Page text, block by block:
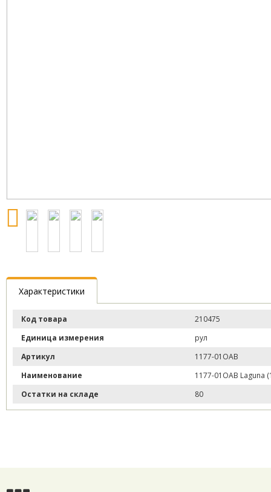
Характеристики
Код товара
210475
Единица измерения
рул
Артикул
1177-01ОАВ
Наименование
1177-01ОАВ Laguna
Остатки на складе
80